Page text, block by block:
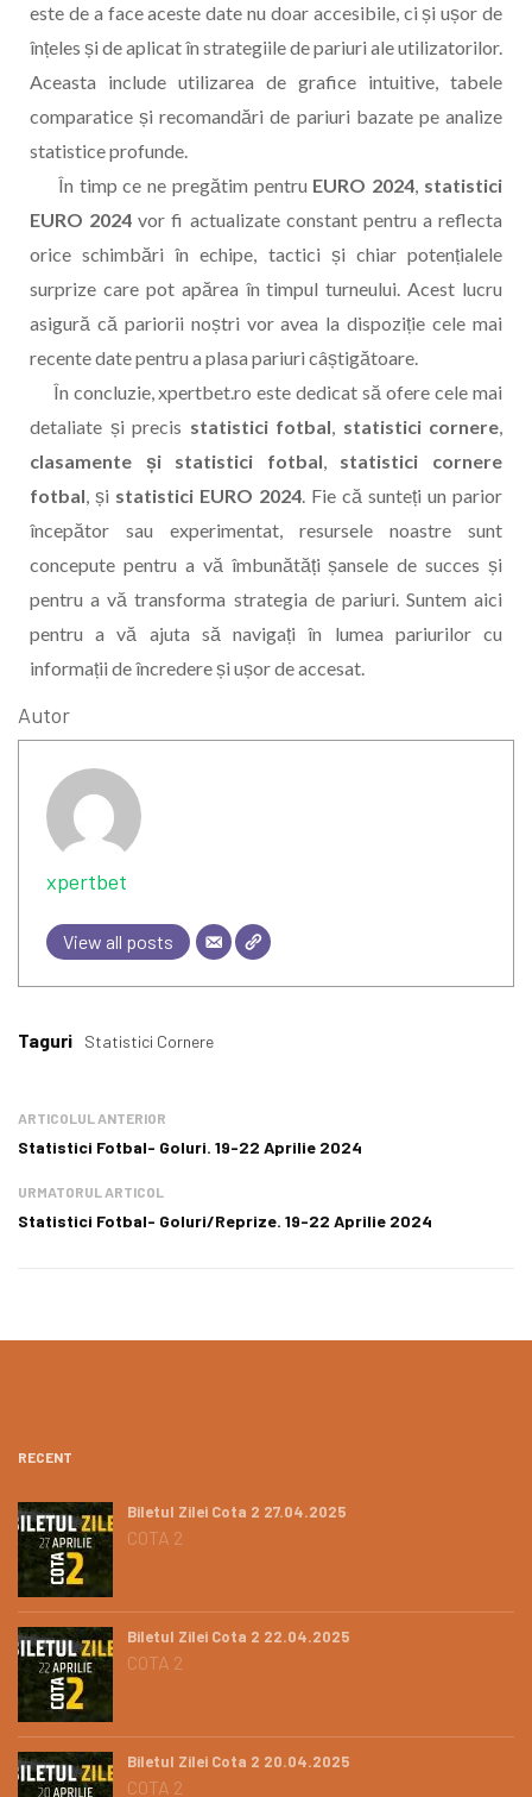
este de a face aceste date nu doar accesibile, ci și ușor de
înțeles și de aplicat în strategiile de pariuri ale utilizatorilor.
Aceasta include utilizarea de grafice intuitive, tabele
comparatice și recomandări de pariuri bazate pe analize
statistice profunde.
În timp ce ne pregătim pentru EURO 2024, statistici
EURO 2024 vor fi actualizate constant pentru a reflecta
orice schimbări în echipe, tactici și chiar potențialele
surprize care pot apărea în timpul turneului. Acest lucru
asigură că pariorii noștri vor avea la dispoziție cele mai
recente date pentru a plasa pariuri câștigătoare.
În concluzie, xpertbet.ro este dedicat să ofere cele mai
detaliate și precis statistici fotbal, statistici cornere,
clasamente și statistici fotbal, statistici cornere
fotbal, și statistici EURO 2024. Fie că sunteți un parior
începător sau experimentat, resursele noastre sunt
concepute pentru a vă îmbunătăți șansele de succes și
pentru a vă transforma strategia de pariuri. Suntem aici
pentru a vă ajuta să navigați în lumea pariurilor cu
informații de încredere și ușor de accesat.
Autor
xpertbet
View all posts
Taguri Statistici Cornere
ARTICOLUL ANTERIOR
Statistici Fotbal- Goluri. 19-22 Aprilie 2024
URMATORUL ARTICOL
Statistici Fotbal- Goluri/Reprize. 19-22 Aprilie 2024
RECENT
Biletul Zilei Cota 2 27.04.2025
COTA 2
Biletul Zilei Cota 2 22.04.2025
COTA 2
Biletul Zilei Cota 2 20.04.2025
COTA 2